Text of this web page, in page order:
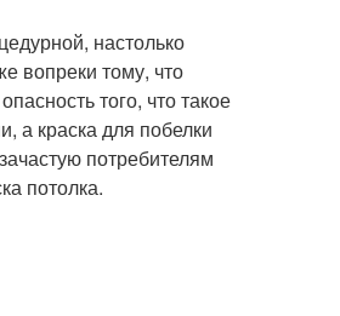
настолько
вопреки тому, что
того, что такое
а краска для побелки
потребителям
потолка.